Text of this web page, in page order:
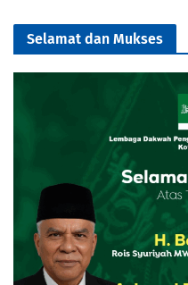
Selamat dan Mukses